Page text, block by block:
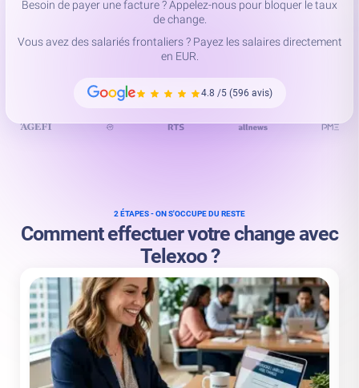
Besoin de payer une facture ? Appelez-nous pour bloquer le taux
de change.
Vous avez des salariés frontaliers ? Payez les salaires directement
en EUR.
4.8 /5 (596 avis)
2 ÉTAPES - ON S'OCCUPE DU RESTE
Comment effectuer votre change avec
Telexoo ?